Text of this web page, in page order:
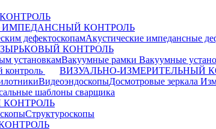
КОНТРОЛЬ
дефектоскопамАкустические импедансные
КОНТРОЛЬ
установкамВакуумные рамки Вакуумные
контроль
ВИЗУАЛЬНО-ИЗМЕРИТЕЛЬНЫЙ
ВидеоэндоскопыДосмотровые зеркала
шаблоны сварщика
Структуроскопы